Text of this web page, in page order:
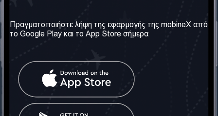
Σχετικά με εμάς
Οι Υπηρεσίες μας
Όροι & Προϋποθέσεις
Πολιτική Απορρήτου
Επικοινωνήστε μαζί μας
Ηνωμένο Βασίλειο: Λονδίνο
Τηλ: +442030340050
Κοινωνικά Δίκτυα
Πραγματοποιήστε λήψη της εφαρμογής της mobineX από
το Google Play και το App Store σήμερα